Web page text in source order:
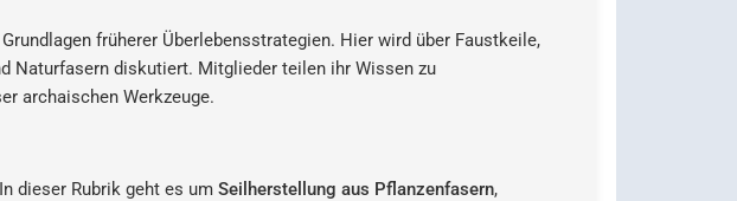
früherer Überlebensstrategien. Hier wird über Faustkeile,
Naturfasern diskutiert. Mitglieder teilen ihr Wissen zu
archaischen Werkzeuge.
dieser Rubrik geht es umSeilherstellung aus Pflanzenfasern,